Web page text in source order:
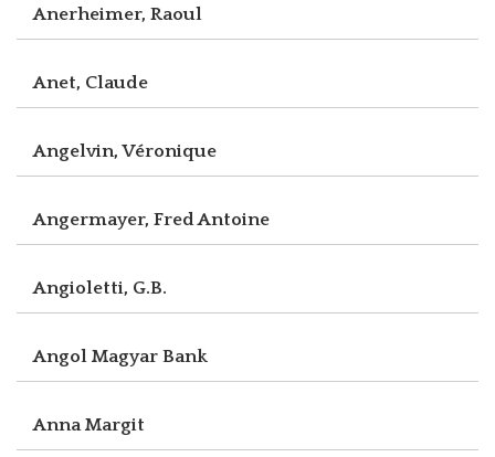
Anerheimer, Raoul
Anet, Claude
Angelvin, Véronique
Angermayer, Fred Antoine
Angioletti, G.B.
Angol Magyar Bank
Anna Margit